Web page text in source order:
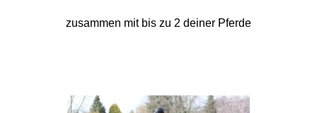
zusammen mit bis zu 2 deiner Pferde